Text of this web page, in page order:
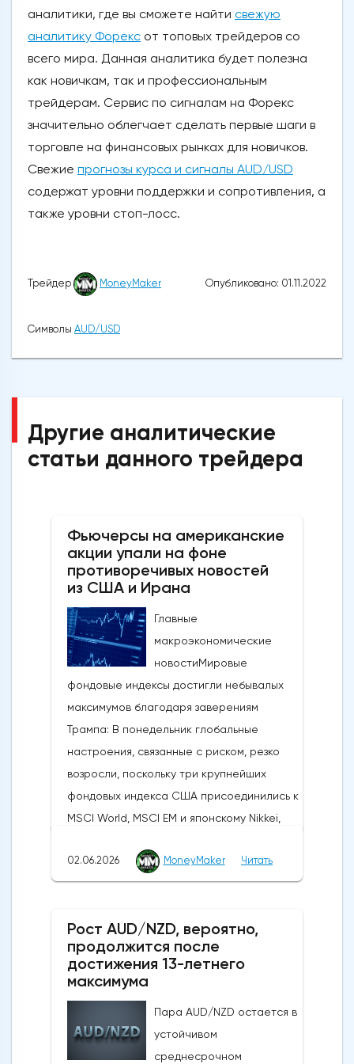
аналитики, где вы сможете найти свежую
аналитику Форекс от топовых трейдеров со
всего мира. Данная аналитика будет полезна
как новичкам, так и профессиональным
трейдерам. Сервис по сигналам на Форекс
значительно облегчает сделать первые шаги в
торговле на финансовых рынках для новичков.
Свежие прогнозы курса и сигналы AUD/USD
содержат уровни поддержки и сопротивления, а
также уровни стоп-лосс.
Трейдер MoneyMaker Опубликовано: 01.11.2022
Символы AUD/USD
Другие аналитические
статьи данного трейдера
Фьючерсы на американские
акции упали на фоне
противоречивых новостей
из США и Ирана
Главные
макроэкономические
новостиМировые
фондовые индексы достигли небывалых
максимумов благодаря заверениям
Трампа: В понедельник глобальные
настроения, связанные с риском, резко
возросли, поскольку три крупнейших
фондовых индекса США присоединились к
MSCI World, MSCI EM и японскому Nikkei,
Широкое продвижение вперед
последовало за заявлениями президента
то, что, несмотря на новые военные
обмены в выходные, Вашингтон и Тегеран
по-прежнему ведут активные
дискуссии.Производственная активность в
США достигла 4-летнего максимума:
Несмотря на структурные проблемы,
02.06.2026 MoneyMaker Читать
Рост AUD/NZD, вероятно,
продолжится после
достижения 13-летнего
максимума
Пара AUD/NZD остается в
устойчивом
среднесрочном